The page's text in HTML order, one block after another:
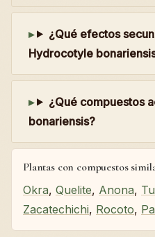
¿Qué efectos
Hydrocotyle
¿Qué compuestos
bonariensis?
Plantas con compuestos
Okra, Quelite, Anona,
Zacatechichi, Rocoto,